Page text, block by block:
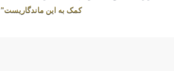
کمک به این ماندگاریست”